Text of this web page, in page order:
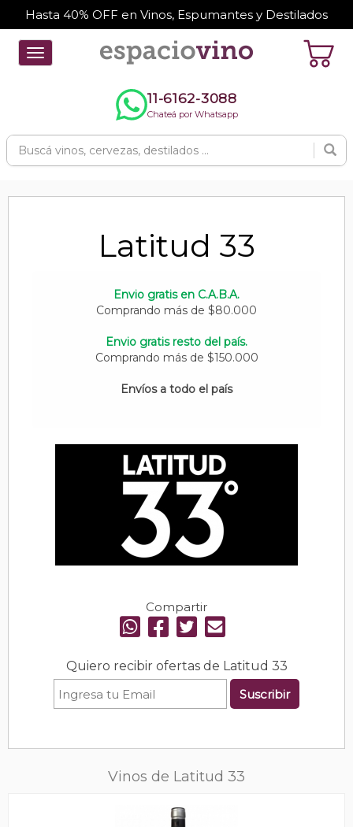
Hasta 40% OFF en Vinos, Espumantes y Destilados
Toggle
navigation
11-6162-3088
Chateá por Whatsapp
Latitud 33
Envio gratis en C.A.B.A.
Comprando más de $80.000
Envio gratis resto del país.
Comprando más de $150.000
Envíos a todo el país
Compartir
Quiero recibir ofertas de Latitud 33
Suscribir
Vinos de Latitud 33